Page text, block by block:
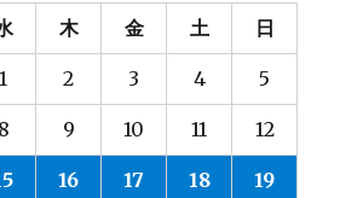
木 金 土 日
1 2 3 4 5
8 9 10 11 12
16 17 18 19